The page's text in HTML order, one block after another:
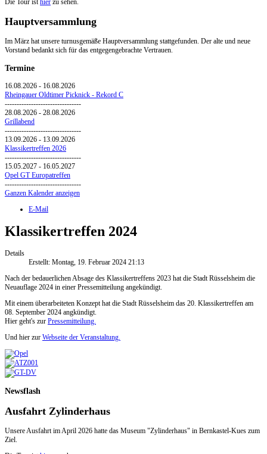
Die Tour isthier zu sehen.
Hauptversammlung
Im März hat unsere turnusgemäße Hauptversammlung stattgefunden. Der alte und neue
Vorstand bedankt sich für das entgegengebrachte Vertrauen.
Termine
16.08.2026 - 16.08.2026
Rheingauer Oldtimer Picknick - Rekord C
--------------------------------
28.08.2026 - 28.08.2026
Grillabend
--------------------------------
13.09.2026 - 13.09.2026
Klassikertreffen 2026
--------------------------------
15.05.2027 - 16.05.2027
Opel GT Europatreffen
--------------------------------
Ganzen Kalender anzeigen
E-Mail
Klassikertreffen 2024
Details
Erstellt: Montag, 19. Februar 2024 21:13
Nach der bedauerlichen Absage des Klassikertreffens 2023 hat die Stadt Rüsselsheim die
Neuauflage 2024 in einer Pressemitteilung angekündigt.
Mit einem überarbeiteten Konzept hat die Stadt Rüsselsheim das 20. Klassikertreffen am
08. September 2024 angkündigt.
Hier geht's zur Pressemitteilung.
Und hier zur Webseite der Veranstaltung.
Newsflash
Ausfahrt Zylinderhaus
Unsere Ausfahrt im April 2026 hatte das Museum "Zylinderhaus" in Bernkastel-Kues zum
Ziel.